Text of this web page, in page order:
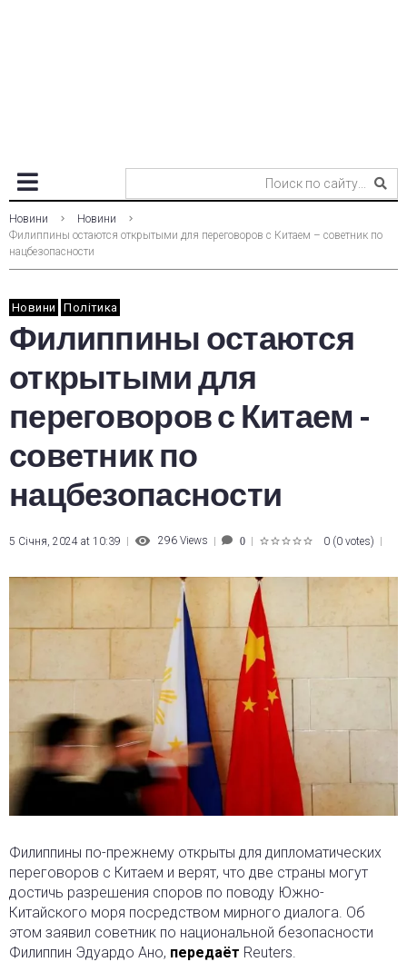
Новини
Новини
Филиппины остаются открытыми для переговоров с Китаем – советник по
нацбезопасности
Новини Політика
Филиппины остаются
открытыми для
переговоров с Китаем -
советник по
нацбезопасности
5 Січня, 2024 at 10:39 296 Views 0 0 (0 votes)
Филиппины по-прежнему открыты для дипломатических
переговоров с Китаем и верят, что две страны могут
достичь разрешения споров по поводу Южно-
Китайского моря посредством мирного диалога. Об
этом заявил советник по национальной безопасности
Филиппин Эдуардо Ано, передаёт Reuters.